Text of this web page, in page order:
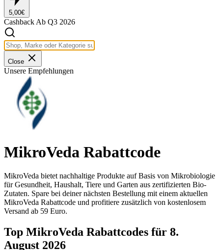
5,00€
CashbackAb Q3 2026
Close
Unsere Empfehlungen
MikroVeda Rabattcode
MikroVeda bietet nachhaltige Produkte auf Basis von Mikrobiologie
für Gesundheit, Haushalt, Tiere und Garten aus zertifizierten Bio-
Zutaten. Spare bei deiner nächsten Bestellung mit einem aktuellen
MikroVeda Rabattcode und profitiere zusätzlich von kostenlosem
Versand ab 59 Euro.
Top MikroVeda Rabattcodes für 8.
August 2026